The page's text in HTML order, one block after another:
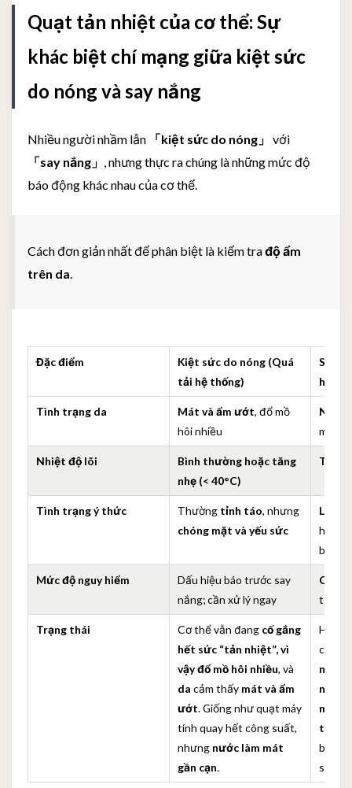
Quạt tản nhiệt của cơ thể: Sự
khác biệt chí mạng giữa kiệt sức
do nóng và say nắng
Nhiều người nhầm lẫn 「kiệt sức do nóng」 với
「say nắng」 , nhưng thực ra chúng là những mức độ
báo động khác nhau của cơ thể.
Cách đơn giản nhất để phân biệt là kiểm trađộ ẩm
trên da.
Đặc điểm
Kiệt sức do nóng (Quá
tải hệ thống)
Say
hoàn
Tình trạng da Mát và ẩm ướt, đổ mồ
hôi nhiều
Nóng
mồ
Nhiệt độ lõi
Bình thường hoặc tăng
nhẹ (< 40°C)
Tăng
Tình trạng ý thức Thường tỉnh táo, nhưng
chóng mặt và yếu sức
Lú lẫn
bất
Mức độ nguy hiểm
Dấu hiệu báo trước say
nắng; cần xử lý ngay
Cực
tử
Trạng thái Cơ thể vẫn đang cố gắng
hết sức “tản nhiệt”, vì
vậy đổ mồ hôi nhiều, và
da cảm thấy mát và ẩm
ướt. Giống như quạt máy
tính quay hết công suất,
nhưng nước làm mát
gần cạn.
Hệ
cơ
nóng
một
tiết
bị kẹt
sắp